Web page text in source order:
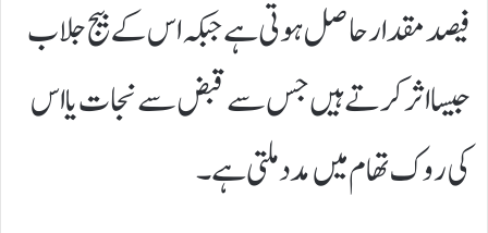
فیصد مقدار حاصل ہوتی ہے جبکہ اس کے بیج جلاب
جیسا اثر کرتے ہیں جس سے قبض سے نجات یا اس
کی روک تھام میں مدد ملتی ہے۔